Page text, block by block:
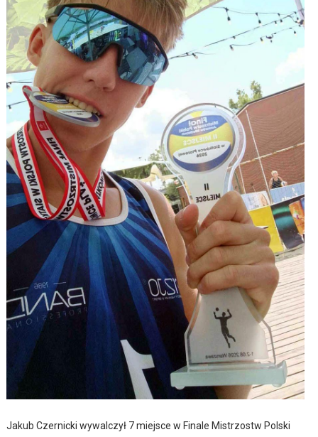
Jakub Czernicki wywalczył 7 miejsce w Finale Mistrzostw Polski